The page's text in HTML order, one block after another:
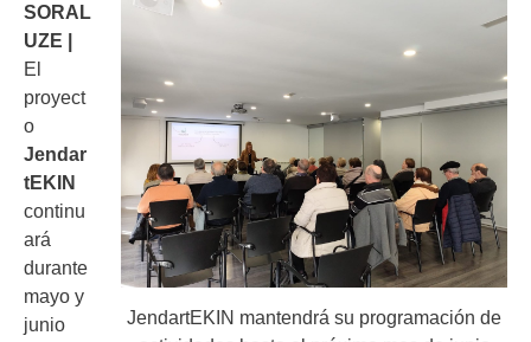
JendartEKIN mantendrá su programación de
SORAL
UZE |
El
proyect
o
Jendar
tEKIN
continu
ará
durante
mayo y
junio